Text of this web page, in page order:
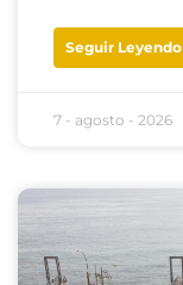
Seguir Leyendo
7 - agosto - 2026